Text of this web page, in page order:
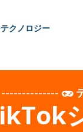
テクノロジー
--------------